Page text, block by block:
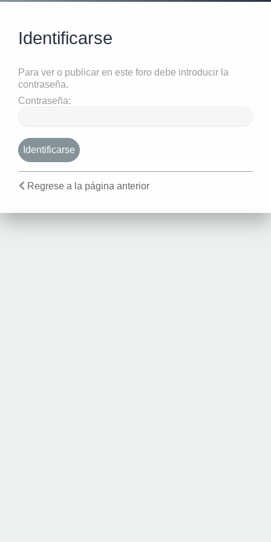
Identificarse
Para ver o publicar en este foro debe introducir la
contraseña.
Contraseña:
Regrese a la página anterior